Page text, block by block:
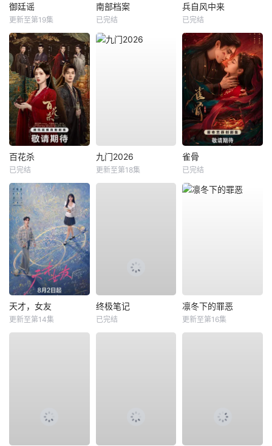
御廷谣
更新至第19集
南部档案
已完结
兵自风中来
已完结
百花杀
已完结
九门2026
更新至第18集
雀骨
已完结
天才，女友
更新至第14集
终极笔记
已完结
凛冬下的罪恶
更新至第16集